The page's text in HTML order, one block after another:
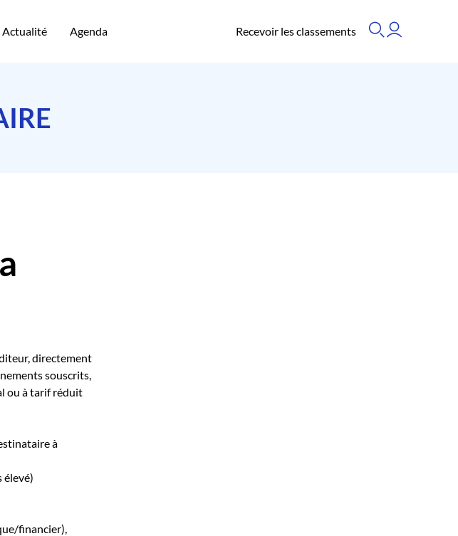
Actualité Agenda Recevoir les classements
directement
souscrits,
ou à tarif réduit
à
élevé)
financier),